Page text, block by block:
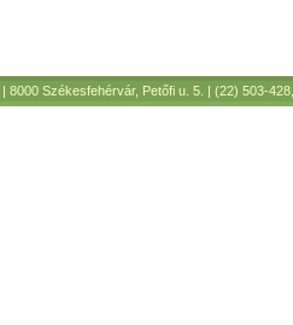
| 8000 Székesfehérvár, Petőfi u. 5. | (22) 503-